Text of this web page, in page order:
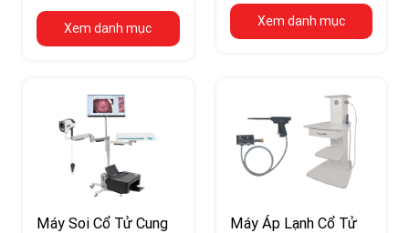
Xem danh mục Xem danh mục
Máy Soi Cổ Tử Cung
Máy Áp Lạnh Cổ Tử